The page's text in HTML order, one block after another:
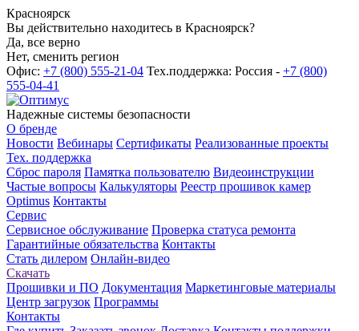
Красноярск
Вы действительно находитесь в Красноярск?
Да, все верно
Нет, сменить регион
Офис: +7 (800) 555-21-04 Тех.поддержка: Россия - +7 (800)
555-04-41
Надежные системы безопасности
О бренде
Новости Вебинары Сертификаты Реализованные проекты
Тех. поддержка
Сброс пароля Памятка пользователю Видеоинструкции
Частые вопросы Калькуляторы Реестр прошивок камер
Optimus Контакты
Сервис
Сервисное обслуживание Проверка статуса ремонта
Гарантийные обязательства Контакты
Стать дилером Онлайн-видео
Скачать
Прошивки и ПО Документация Маркетинговые материалы
Центр загрузок Программы
Контакты